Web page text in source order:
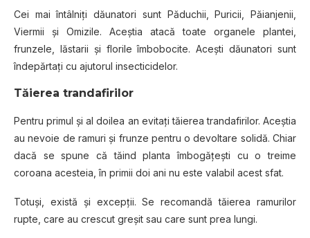
Cei mai întâlniţi dăunatori sunt Păduchii, Puricii, Păianjenii,
Viermii şi Omizile. Aceștia atacă toate organele plantei,
frunzele, lăstarii şi florile îmbobocite. Aceşti dăunatori sunt
îndepărtaţi cu ajutorul insecticidelor.
Tăierea trandafirilor
Pentru primul şi al doilea an evitaţi tăierea trandafirilor. Aceştia
au nevoie de ramuri şi frunze pentru o devoltare solidă. Chiar
dacă se spune că tăind planta îmbogăţeşti cu o treime
coroana acesteia, în primii doi ani nu este valabil acest sfat.
Totuşi, există şi excepţii. Se recomandă tăierea ramurilor
rupte, care au crescut greșit sau care sunt prea lungi.